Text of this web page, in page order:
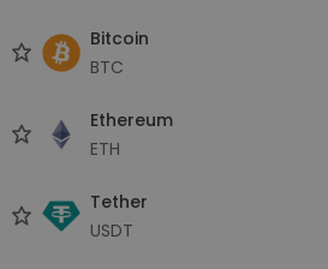
Bitcoin
BTC
Ethereum
ETH
Tether
USDT